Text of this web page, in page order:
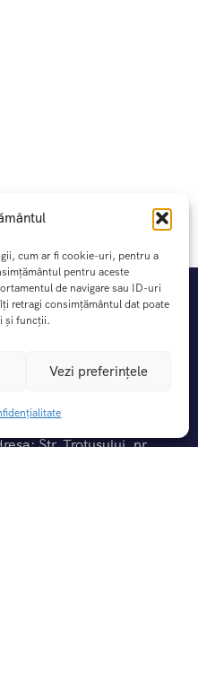
cum ar fi cookie-uri, pentru a
pentru aceste
de navigare sau ID-uri
retragi consimțământul dat poate
și funcții.
Vezi preferințele
Str. Trotusului, nr